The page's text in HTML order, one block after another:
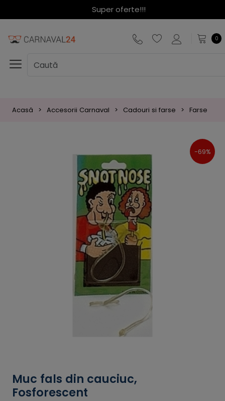
Super oferte!!!
0
Acasă Accesorii Carnaval Cadouri si farse Farse
-69%
Muc fals din cauciuc,
Fosforescent